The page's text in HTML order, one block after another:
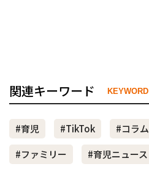
関連キーワード KEYWORD
#育児 #TikTok #コラム
#ファミリー
#育児ニュース